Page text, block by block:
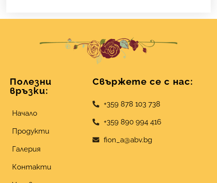
Полезни
връзки:
Начало
Продукти
Галерия
Контакти
Свържете се с нас:
+359 878 103 738
+359 890 994 416
fion_a@abv.bg